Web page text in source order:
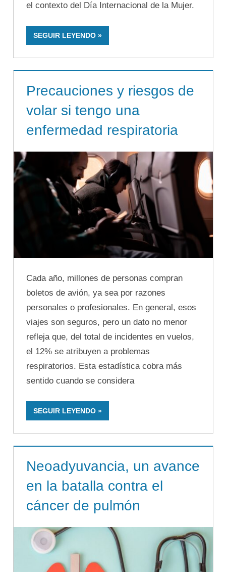
el contexto del Día Internacional de la Mujer.
SEGUIR LEYENDO
Precauciones y riesgos de
volar si tengo una
enfermedad respiratoria
Cada año, millones de personas compran
boletos de avión, ya sea por razones
personales o profesionales. En general, esos
viajes son seguros, pero un dato no menor
refleja que, del total de incidentes en vuelos,
el 12% se atribuyen a problemas
respiratorios. Esta estadística cobra más
sentido cuando se considera
SEGUIR LEYENDO
Neoadyuvancia, un avance
en la batalla contra el
cáncer de pulmón